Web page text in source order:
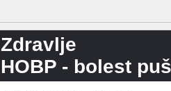
Zdravlje
HOBP - bolest